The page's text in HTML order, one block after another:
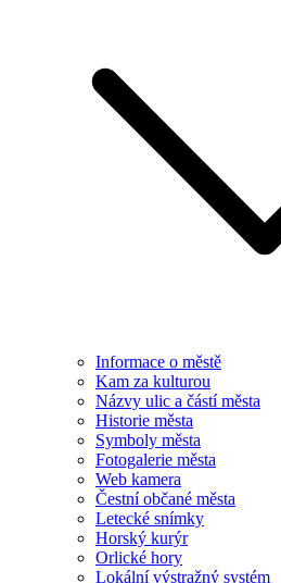
Informace o městě
Kam za kulturou
Názvy ulic a částí města
Historie města
Symboly města
Fotogalerie města
Web kamera
Čestní občané města
Letecké snímky
Horský kurýr
Orlické hory
Lokální výstražný systém